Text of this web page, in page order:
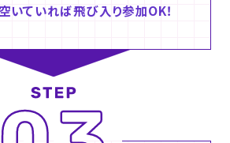
いていれば飛び入り参加OK！